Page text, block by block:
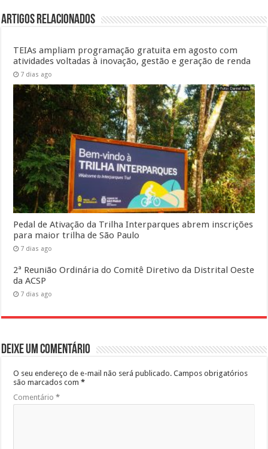
Artigos Relacionados
TEIAs ampliam programação gratuita em agosto com
atividades voltadas à inovação, gestão e geração de renda
7 dias ago
Pedal de Ativação da Trilha Interparques abrem inscrições
para maior trilha de São Paulo
7 dias ago
2ª Reunião Ordinária do Comitê Diretivo da Distrital Oeste
da ACSP
7 dias ago
Deixe um comentário
O seu endereço de e-mail não será publicado. Campos obrigatórios
são marcados com*
Comentário*